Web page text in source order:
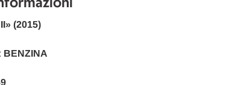
(2015)
BENZINA